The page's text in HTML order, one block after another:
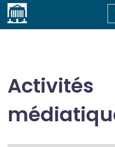
Accueil
Activités